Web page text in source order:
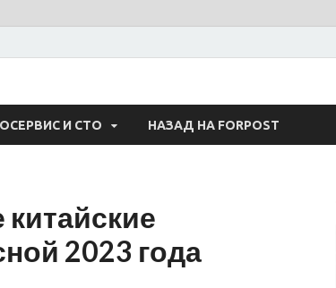
И СТО НАЗАД НА FORPOST
2023 года